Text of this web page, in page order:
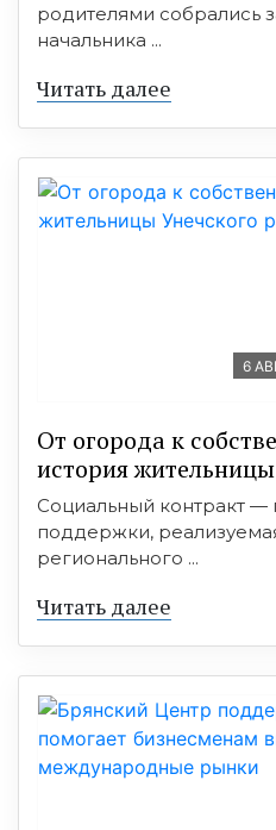
родителями собрались
начальника ...
Читать далее
6
От огорода к
история
Социальный контракт —
поддержки,
регионального ...
Читать далее